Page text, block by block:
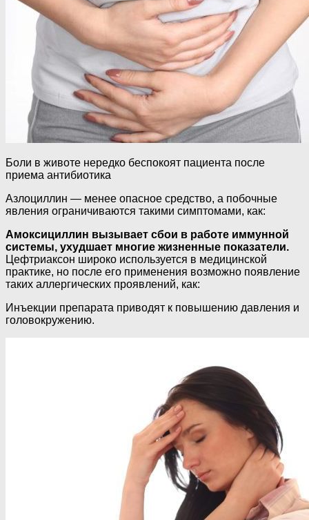
Боли в животе нередко беспокоят пациента после
приема антибиотика
Азлоциллин — менее опасное средство, а побочные
явления ограничиваются такими симптомами, как:
Амоксициллин вызывает сбои в работе иммунной
системы, ухудшает многие жизненные показатели.
Цефтриаксон широко используется в медицинской
практике, но после его применения возможно появление
таких аллергических проявлений, как:
Инъекции препарата приводят к повышению давления и
головокружению.